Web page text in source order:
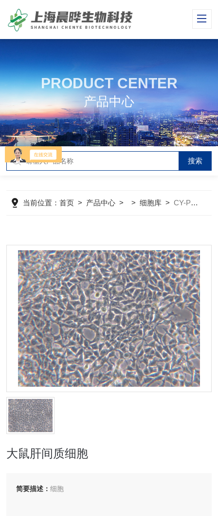
PRODUCT CENTER
产品中心
当前位置：首页 > 产品中心 > >细胞库 >CY-PC-RT0055大鼠肝间质细胞
大鼠肝间质细胞
简要描述：细胞